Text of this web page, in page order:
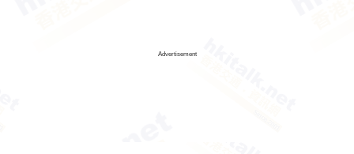
Advertisement